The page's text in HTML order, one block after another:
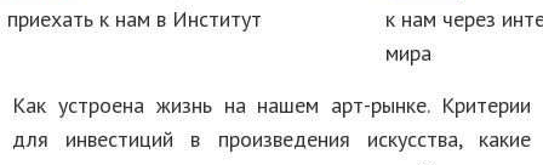
приехать к нам в Институт
к нам через
мира
Как устроена жизнь на нашем арт-рынке. Критерии
для инвестиций в произведения искусства, какие